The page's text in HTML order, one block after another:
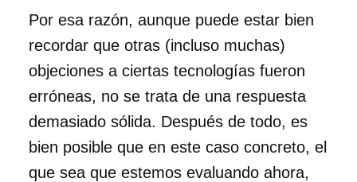
Por esa razón, aunque puede estar bien
recordar que otras (incluso muchas)
objeciones a ciertas tecnologías fueron
erróneas, no se trata de una respuesta
demasiado sólida. Después de todo, es
bien posible que en este caso concreto, el
que sea que estemos evaluando ahora,